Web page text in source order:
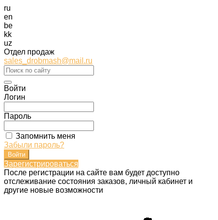
ru
en
be
kk
uz
Отдел продаж
sales_drobmash@mail.ru
Войти
Логин
Пароль
Запомнить меня
Забыли пароль?
Зарегистрироваться
После регистрации на сайте вам будет доступно
отслеживание состояния заказов, личный кабинет и
другие новые возможности